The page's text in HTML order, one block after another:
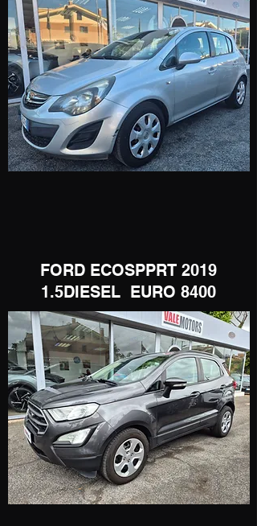
​FORD ECOSPPRT 2019
1.5DIESEL EURO 8400